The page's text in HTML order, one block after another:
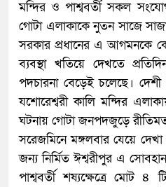
মন্দির ও পাশ্ববর্তী সকল
গোটা এলাকাকে নুতন সাজে
সরকার প্রধানের এ আগমনকে
ব্যবস্থা খতিয়ে দেখতে
পদচারনা বেড়েই চলেছে। দেশী
যশোরেশ্বরী কালি মন্দির
ঘটনায় গোটা জনপদজুড়ে
সরেজমিনে মঙ্গলবার যেয়ে
জন্য নির্মিত ঈশ্বরীপুর এ
পাশ্ববর্তী শষ্যক্ষেত্রে মোট ৪